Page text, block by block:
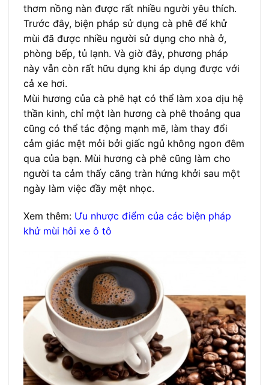
thơm nồng nàn được rất nhiều người yêu thích.
Trước đây, biện pháp sử dụng cà phê để khử
mùi đã được nhiều người sử dụng cho nhà ở,
phòng bếp, tủ lạnh. Và giờ đây, phương pháp
này vẫn còn rất hữu dụng khi áp dụng được với
cả xe hơi.
Mùi hương của cà phê hạt có thể làm xoa dịu hệ
thần kinh, chỉ một làn hương cà phê thoảng qua
cũng có thể tác động mạnh mẽ, làm thay đổi
cảm giác mệt mỏi bởi giấc ngủ không ngon đêm
qua của bạn. Mùi hương cà phê cũng làm cho
người ta cảm thấy căng tràn hứng khởi sau một
ngày làm việc đầy mệt nhọc.
Xem thêm: Ưu nhược điểm của các biện pháp
khử mùi hôi xe ô tô